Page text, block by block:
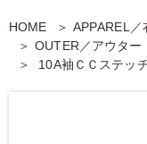
HOME APPAREL／
OUTER／アウター
10A袖ＣＣステッ